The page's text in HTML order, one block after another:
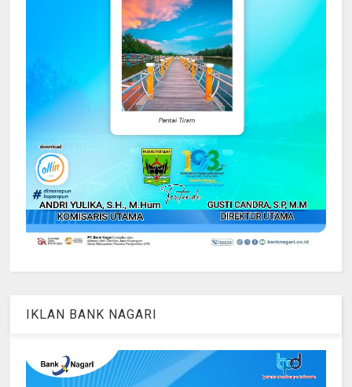
IKLAN BANK NAGARI